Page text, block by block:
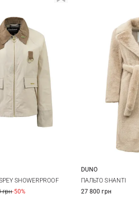
12 14
SHOWERPROOF
грн-50%
38 40
DUNO
ПАЛЬТО SHANTI
27 800 грн